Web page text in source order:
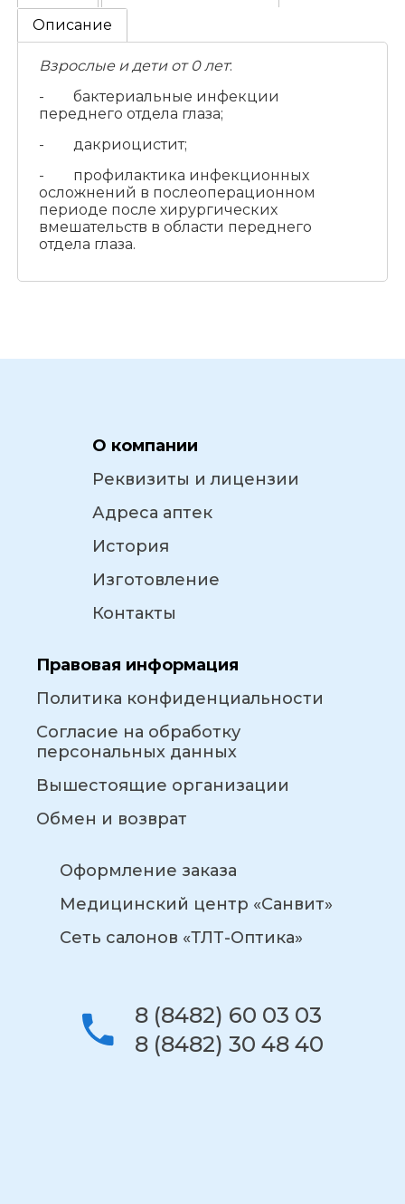
Описание
Взрослые и дети от 0 лет:
- бактериальные инфекции
переднего отдела глаза;
- дакриоцистит;
- профилактика инфекционных
осложнений в послеоперационном
периоде после хирургических
вмешательств в области переднего
отдела глаза.
О компании
Реквизиты и лицензии
Адреса аптек
История
Изготовление
Контакты
Правовая информация
Политика конфиденциальности
Согласие на обработку
персональных данных
Вышестоящие организации
Обмен и возврат
Оформление заказа
Медицинский центр «Санвит»
Сеть салонов «ТЛТ-Оптика»
8 (8482) 60 03 03
8 (8482) 30 48 40